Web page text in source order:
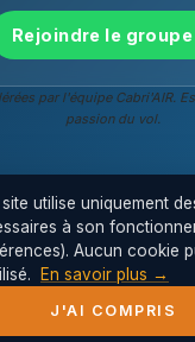
Rejoindre le
par l'équipe Cabri'AIR.
passion du vol.
— Club de
·Mentions
utilise uniquement
à son
Aucun cookie
En savoir plus →
J'AI COMPRIS